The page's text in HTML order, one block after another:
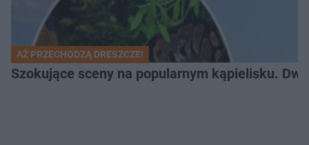
AŻ PRZECHODZĄ DRESZCZE!
Szokujące sceny na popularnym kąpielisku.